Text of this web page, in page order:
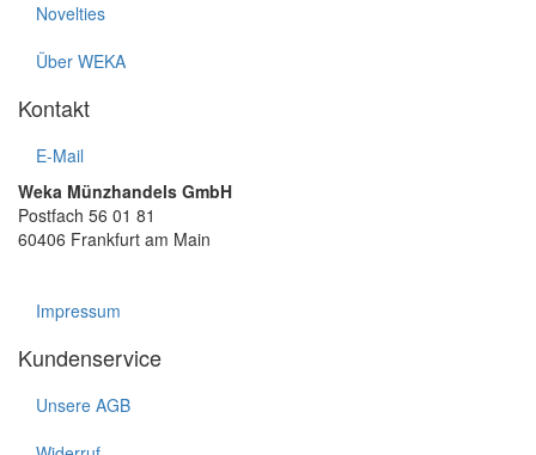
Novelties
Über WEKA
Kontakt
E-Mail
Weka Münzhandels GmbH
Postfach 56 01 81
60406 Frankfurt am Main
Impressum
Kundenservice
Unsere AGB